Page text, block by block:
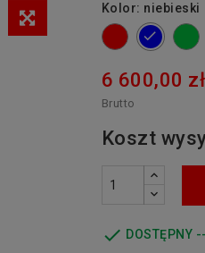
Kolor: niebieski
czerwonyniebieski
6 600,00 zł
Brutto
Koszt
 DOSTĘPNY